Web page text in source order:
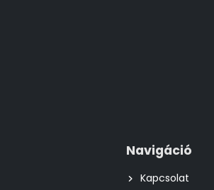
Navigáció
Kapcsolat